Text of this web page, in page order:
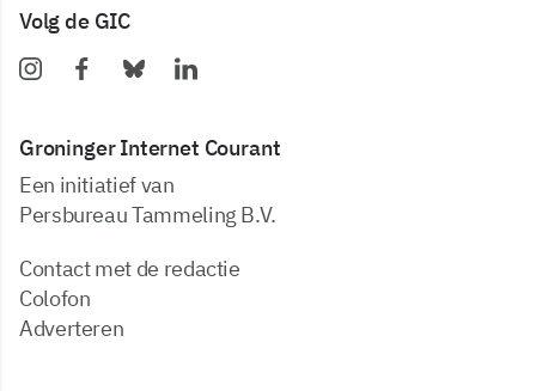
Volg de GIC
Groninger Internet Courant
Een initiatief van
Persbureau Tammeling B.V.
Contact met de redactie
Colofon
Adverteren